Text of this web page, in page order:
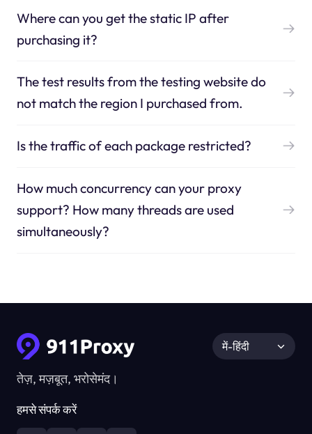
Where can you get the static IP after
purchasing it?
The test results from the testing website do
not match the region I purchased from.
Is the traffic of each package restricted?
How much concurrency can your proxy
support? How many threads are used
simultaneously?
तेज़, मज़बूत, भरोसेमंद।
हमसे संपर्क करें
में-हिंदी